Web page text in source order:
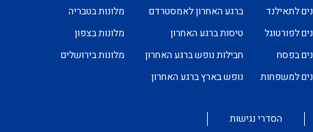
לתאילנד
לפורטוגל
בפסח
למשפחות
ברגע האחרון לאמסטרדם
טיסות ברגע האחרון
חבילות נופש ברגע האחרון
נופש בארץ ברגע האחרון
מלונות בטבריה
מלונות בצפון
מלונות בירושלים
הסדרי נגישות